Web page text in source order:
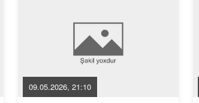
09.05.2026, 21:10